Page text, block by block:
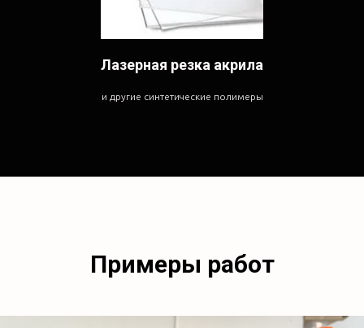
Лазерная резка акрила
и другие синтетические полимеры
Примеры работ